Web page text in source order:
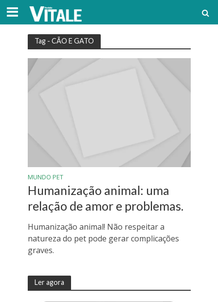
Tag - CÃO E GATO
MUNDO PET
Humanização animal: uma
relação de amor e problemas.
Humanização animal! Não respeitar a
natureza do pet pode gerar complicações
graves.
Ler agora